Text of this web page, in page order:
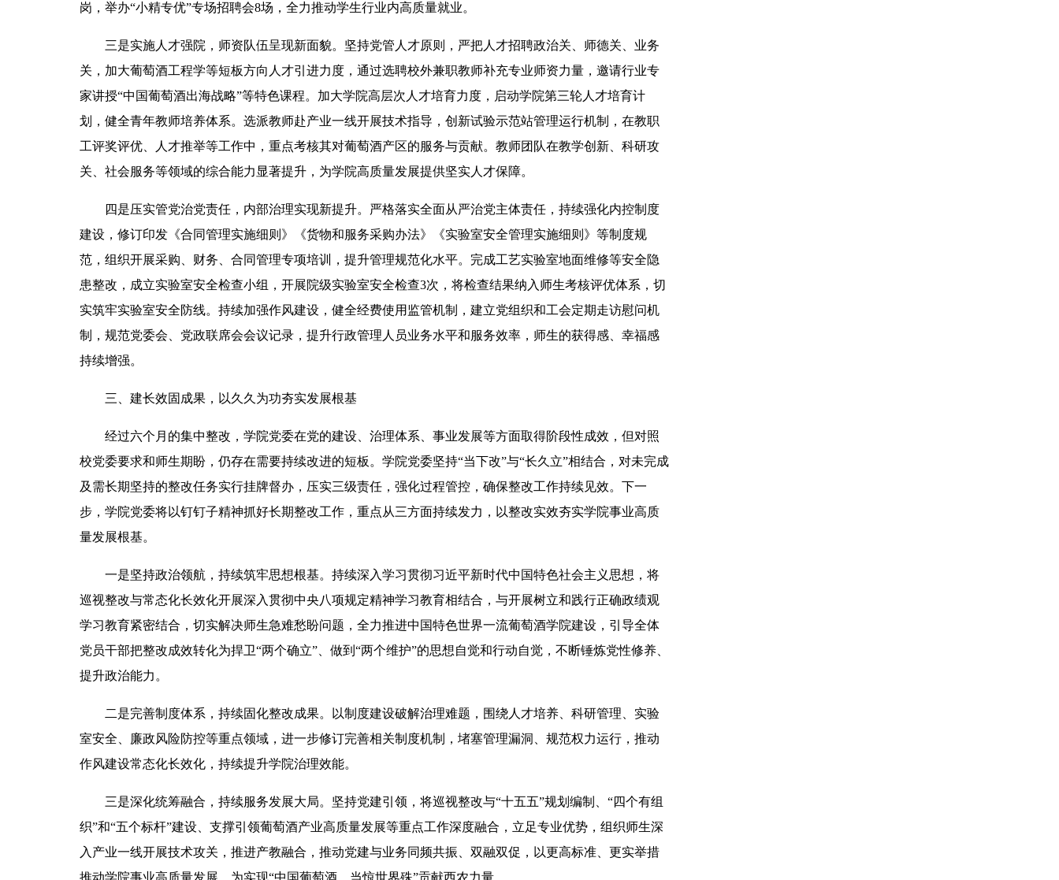
岗，举办“小精专优”专场招聘会8场，全力推动学生行业内高质量就业。
三是实施人才强院，师资队伍呈现新面貌。坚持党管人才原则，严把人才招聘政治关、师德关、业务
关，加大葡萄酒工程学等短板方向人才引进力度，通过选聘校外兼职教师补充专业师资力量，邀请行业专
家讲授“中国葡萄酒出海战略”等特色课程。加大学院高层次人才培育力度，启动学院第三轮人才培育计
划，健全青年教师培养体系。选派教师赴产业一线开展技术指导，创新试验示范站管理运行机制，在教职
工评奖评优、人才推举等工作中，重点考核其对葡萄酒产区的服务与贡献。教师团队在教学创新、科研攻
关、社会服务等领域的综合能力显著提升，为学院高质量发展提供坚实人才保障。
四是压实管党治党责任，内部治理实现新提升。严格落实全面从严治党主体责任，持续强化内控制度
建设，修订印发《合同管理实施细则》《货物和服务采购办法》《实验室安全管理实施细则》等制度规
范，组织开展采购、财务、合同管理专项培训，提升管理规范化水平。完成工艺实验室地面维修等安全隐
患整改，成立实验室安全检查小组，开展院级实验室安全检查3次，将检查结果纳入师生考核评优体系，切
实筑牢实验室安全防线。持续加强作风建设，健全经费使用监管机制，建立党组织和工会定期走访慰问机
制，规范党委会、党政联席会会议记录，提升行政管理人员业务水平和服务效率，师生的获得感、幸福感
持续增强。
三、建长效固成果，以久久为功夯实发展根基
经过六个月的集中整改，学院党委在党的建设、治理体系、事业发展等方面取得阶段性成效，但对照
校党委要求和师生期盼，仍存在需要持续改进的短板。学院党委坚持“当下改”与“长久立”相结合，对未完成
及需长期坚持的整改任务实行挂牌督办，压实三级责任，强化过程管控，确保整改工作持续见效。下一
步，学院党委将以钉钉子精神抓好长期整改工作，重点从三方面持续发力，以整改实效夯实学院事业高质
量发展根基。
一是坚持政治领航，持续筑牢思想根基。持续深入学习贯彻习近平新时代中国特色社会主义思想，将
巡视整改与常态化长效化开展深入贯彻中央八项规定精神学习教育相结合，与开展树立和践行正确政绩观
学习教育紧密结合，切实解决师生急难愁盼问题，全力推进中国特色世界一流葡萄酒学院建设，引导全体
党员干部把整改成效转化为捍卫“两个确立”、做到“两个维护”的思想自觉和行动自觉，不断锤炼党性修养、
提升政治能力。
二是完善制度体系，持续固化整改成果。以制度建设破解治理难题，围绕人才培养、科研管理、实验
室安全、廉政风险防控等重点领域，进一步修订完善相关制度机制，堵塞管理漏洞、规范权力运行，推动
作风建设常态化长效化，持续提升学院治理效能。
三是深化统筹融合，持续服务发展大局。坚持党建引领，将巡视整改与“十五五”规划编制、“四个有组
织”和“五个标杆”建设、支撑引领葡萄酒产业高质量发展等重点工作深度融合，立足专业优势，组织师生深
入产业一线开展技术攻关，推进产教融合，推动党建与业务同频共振、双融双促，以更高标准、更实举措
推动学院事业高质量发展，为实现“中国葡萄酒，当惊世界殊”贡献西农力量。